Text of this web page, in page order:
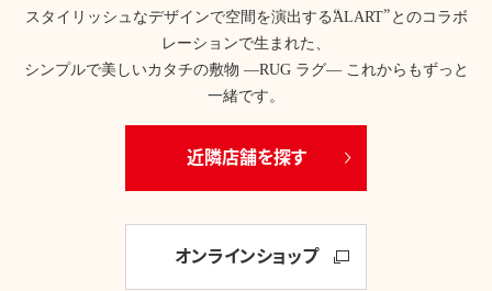
スタイリッシュなデザインで空間を演出する“ALART”とのコラボ
レーションで生まれた、
シンプルで美しいカタチの敷物 ―RUG ラグ― これからもずっと
一緒です。
近隣店舗を探す
オンラインショップ